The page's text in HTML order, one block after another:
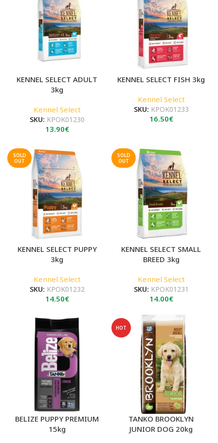
KENNEL SELECT ADULT
3kg
Kennel Select
SKU: ΚΡΟΚ01230
13.90€
KENNEL SELECT FISH 3kg
Kennel Select
SKU: ΚΡΟΚ01233
16.50€
SOLD
OUT
KENNEL SELECT PUPPY
3kg
Kennel Select
SKU: ΚΡΟΚ01232
14.50€
SOLD
OUT
KENNEL SELECT SMALL
BREED 3kg
Kennel Select
SKU: ΚΡΟΚ01231
14.00€
BELIZE PUPPY PREMIUM
15kg
HOT
TANKO BROOKLYN
JUNIOR DOG 20kg